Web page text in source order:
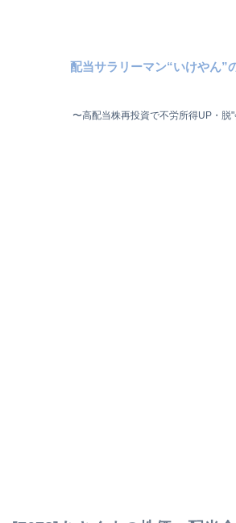
配当サラリーマン“いけやん”
〜高配当株再投資で不労所得UP・脱"